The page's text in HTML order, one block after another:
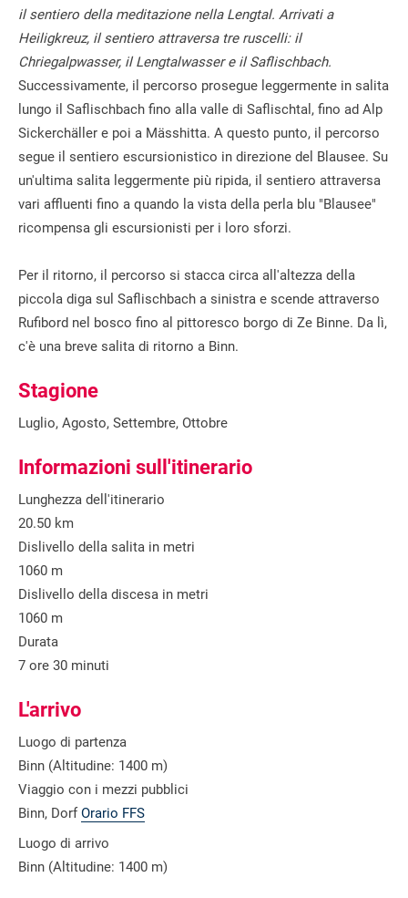
il sentiero della meditazione nella Lengtal. Arrivati a
Heiligkreuz, il sentiero attraversa tre ruscelli: il
Chriegalpwasser, il Lengtalwasser e il Saflischbach.
Successivamente, il percorso prosegue leggermente in salita
lungo il Saflischbach fino alla valle di Saflischtal, fino ad Alp
Sickerchäller e poi a Mässhitta. A questo punto, il percorso
segue il sentiero escursionistico in direzione del Blausee. Su
un'ultima salita leggermente più ripida, il sentiero attraversa
vari affluenti fino a quando la vista della perla blu "Blausee"
ricompensa gli escursionisti per i loro sforzi.
Per il ritorno, il percorso si stacca circa all'altezza della
piccola diga sul Saflischbach a sinistra e scende attraverso
Rufibord nel bosco fino al pittoresco borgo di Ze Binne. Da lì,
c'è una breve salita di ritorno a Binn.
Stagione
Luglio, Agosto, Settembre, Ottobre
Informazioni sull'itinerario
Lunghezza dell'itinerario
20.50 km
Dislivello della salita in metri
1060 m
Dislivello della discesa in metri
1060 m
Durata
7 ore 30 minuti
L'arrivo
Luogo di partenza
Binn (Altitudine: 1400 m)
Viaggio con i mezzi pubblici
Binn, DorfOrario FFS
Luogo di arrivo
Binn (Altitudine: 1400 m)